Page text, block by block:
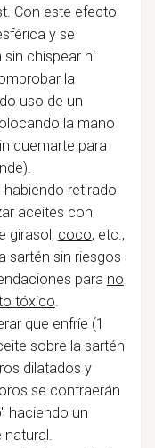
Con este efecto
y se
chispear ni
la
uso de un
la mano
quemarte para
retirado
aceites con
girasol, coco, etc.,
sartén sin riesgos
para no
tóxico.
que enfríe (1
sobre la sartén
dilatados y
se contraerán
haciendo un
natural.